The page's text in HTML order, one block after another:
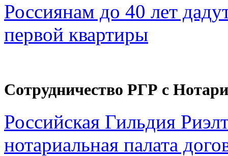
Россиянам до 40 лет
первой квартиры
Сотрудничество РГР с
Российская Гильдия
нотариальная палата